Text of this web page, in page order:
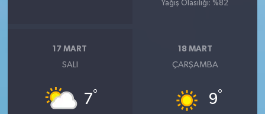
Yağış Olasılığı: %82
17 MART
SALI
7°
18 MART
ÇARŞAMBA
9°